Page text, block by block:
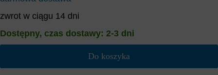
zwrot w ciągu 14 dni
Dostępny, czas dostawy: 2-3 dni
Do koszyka